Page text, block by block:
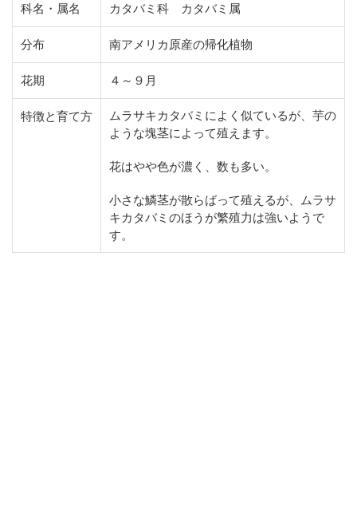
科名・属名 カタバミ科 カタバミ属
分布 南アメリカ原産の帰化植物
花期 ４～９月
特徴と育て方
ムラサキカタバミによく似ているが、芋の
ような塊茎によって殖えます。
花はやや色が濃く、数も多い。
小さな鱗茎が散らばって殖えるが、ムラサ
キカタバミのほうが繁殖力は強いようで
す。